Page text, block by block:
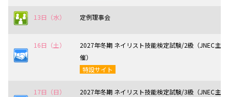
13日（水） 定例理事会
16日（土）
2027年冬期 ネイリスト技能検定試験/2級（JNEC主
催）
特設サイト
17日（日）
2027年冬期 ネイリスト技能検定試験/3級（JNEC主